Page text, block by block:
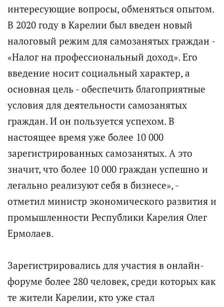
интересующие вопросы, обменяться опытом.
В 2020 году в Карелии был введен новый
налоговый режим для самозанятых граждан -
«Налог на профессиональный доход». Его
введение носит социальный характер, а
основная цель - обеспечить благоприятные
условия для деятельности самозанятых
граждан. И он пользуется успехом. В
настоящее время уже более 10 000
зарегистрированных самозанятых. А это
значит, что более 10 000 граждан успешно и
легально реализуют себя в бизнесе», -
отметил министр экономического развития и
промышленности Республики Карелия Олег
Ермолаев.
Зарегистрировались для участия в онлайн-
форуме более 280 человек, среди которых как
те жители Карелии, кто уже стал